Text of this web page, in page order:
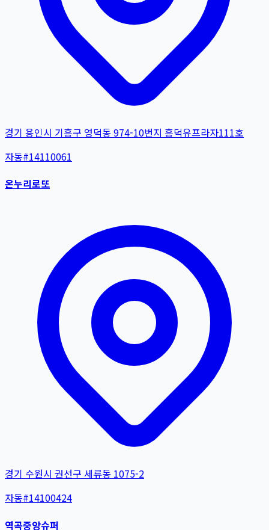
경기 용인시 기흥구 영덕동 974-10번지 흥덕유프라자111호
자동#14110061
온누리로또
경기 수원시 권선구 세류동 1075-2
자동#14100424
역곡중앙슈퍼